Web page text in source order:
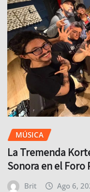
MÚSICA
La Tremenda
Sonora en el Foro
Brit Ago 6,